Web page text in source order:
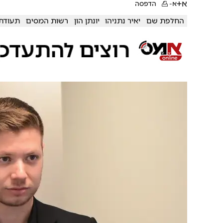
א+א- הדפסה
החלפת שם יאיר נתניהו יונתן הון רשות המסים